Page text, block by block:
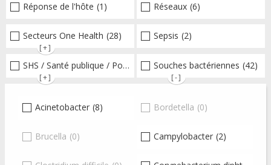
Réponse de l'hôte (1) Réseaux (6)
Secteurs One Health (28)
[+]
Sepsis (2)
SHS / Santé publique / Politiques publiques / socio-économie
[+]
Souches bactériennes (42)
[-]
Acinetobacter (8) Bordetella (0)
Brucella (0) Campylobacter (2)